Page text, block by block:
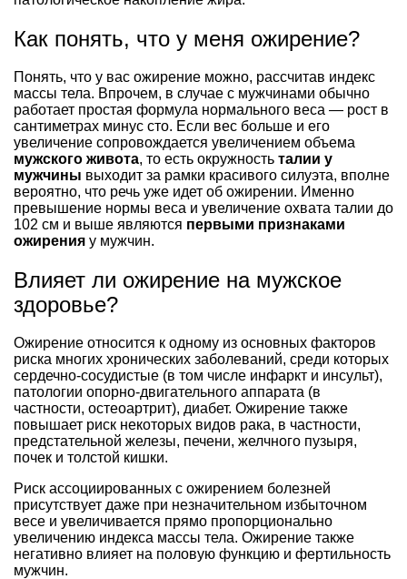
Как понять, что у меня ожирение?
Понять, что у вас ожирение можно, рассчитав индекс
массы тела. Впрочем, в случае с мужчинами обычно
работает простая формула нормального веса — рост в
сантиметрах минус сто. Если вес больше и его
увеличение сопровождается увеличением объема
мужского живота, то есть окружность талии у
мужчины выходит за рамки красивого силуэта, вполне
вероятно, что речь уже идет об ожирении. Именно
превышение нормы веса и увеличение охвата талии до
102 см и выше являются первыми признаками
ожирения у мужчин.
Влияет ли ожирение на мужское
здоровье?
Ожирение относится к одному из основных факторов
риска многих хронических заболеваний, среди которых
сердечно-сосудистые (в том числе инфаркт и инсульт),
патологии опорно-двигательного аппарата (в
частности, остеоартрит), диабет. Ожирение также
повышает риск некоторых видов рака, в частности,
предстательной железы, печени, желчного пузыря,
почек и толстой кишки.
Риск ассоциированных с ожирением болезней
присутствует даже при незначительном избыточном
весе и увеличивается прямо пропорционально
увеличению индекса массы тела. Ожирение также
негативно влияет на половую функцию и фертильность
мужчин.